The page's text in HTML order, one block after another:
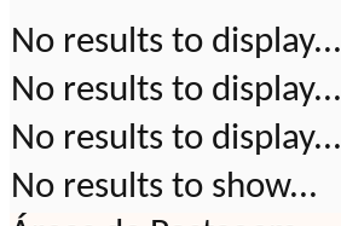
No results to display...
No results to display...
No results to display...
No results to show...